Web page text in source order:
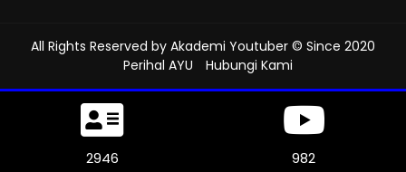
All Rights Reserved by Akademi Youtuber © Since 2020
Perihal AYU
Hubungi Kami
3333 1111